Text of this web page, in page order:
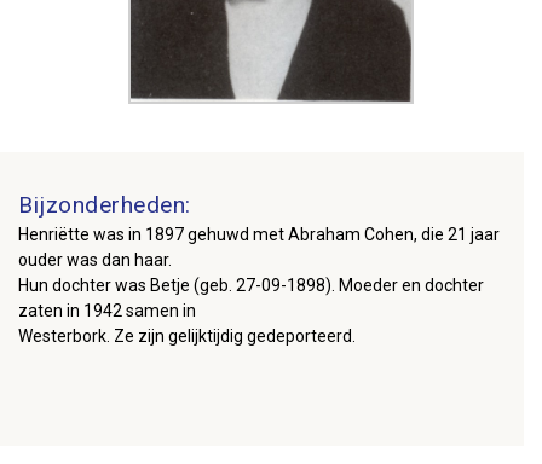
Bijzonderheden:
Henriëtte was in 1897 gehuwd met Abraham Cohen, die 21 jaar
ouder was dan haar.
Hun dochter was Betje (geb. 27-09-1898). Moeder en dochter
zaten in 1942 samen in
Westerbork. Ze zijn gelijktijdig gedeporteerd.